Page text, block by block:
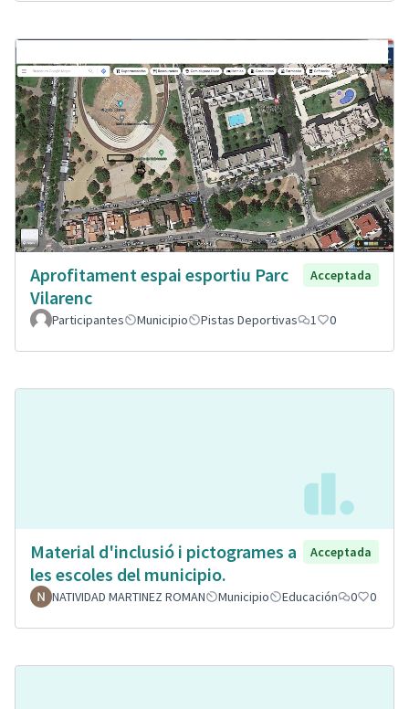
Aprofitament espai esportiu Parc
Vilarenc
Acceptada
Participantes Municipio Pistas Deportivas 1 0
Material d'inclusió i pictogrames a
les escoles del municipio.
Acceptada
NATIVIDAD MARTINEZ ROMAN Municipio Educación 0 0